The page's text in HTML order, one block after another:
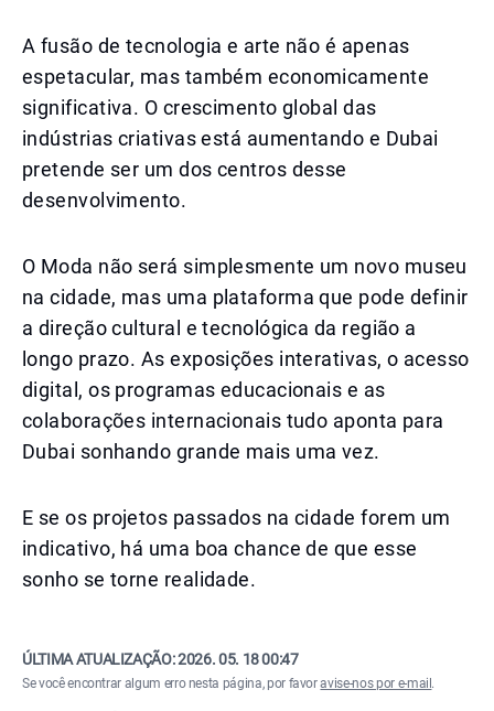
A fusão de tecnologia e arte não é apenas
espetacular, mas também economicamente
significativa. O crescimento global das
indústrias criativas está aumentando e Dubai
pretende ser um dos centros desse
desenvolvimento.
O Moda não será simplesmente um novo museu
na cidade, mas uma plataforma que pode definir
a direção cultural e tecnológica da região a
longo prazo. As exposições interativas, o acesso
digital, os programas educacionais e as
colaborações internacionais tudo aponta para
Dubai sonhando grande mais uma vez.
E se os projetos passados na cidade forem um
indicativo, há uma boa chance de que esse
sonho se torne realidade.
ÚLTIMA ATUALIZAÇÃO:2026. 05. 18 00:47
Se você encontrar algum erro nesta página, por favoravise-nos por e-mail .